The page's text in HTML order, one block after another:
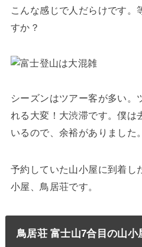
こんな感じで人だらけです。
すか？
シーズンはツアー客が多い。
れる大変！大渋滞です。僕は
いるので、余裕がありました。
予約していた山小屋に到着し
小屋、鳥居荘です。
鳥居荘 富士山7合目の山小